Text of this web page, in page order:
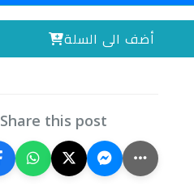
أضف الى السلة
Share this post